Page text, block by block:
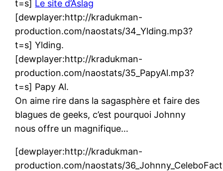
t=s] Le site d’Aslag
[dewplayer:http://kradukman-
production.com/naostats/34_Ylding.mp3?
t=s] Ylding.
[dewplayer:http://kradukman-
production.com/naostats/35_PapyAl.mp3?
t=s] Papy Al.
On aime rire dans la sagasphère et faire des
blagues de geeks, c’est pourquoi Johnny
nous offre un magnifique…
[dewplayer:http://kradukman-
production.com/naostats/